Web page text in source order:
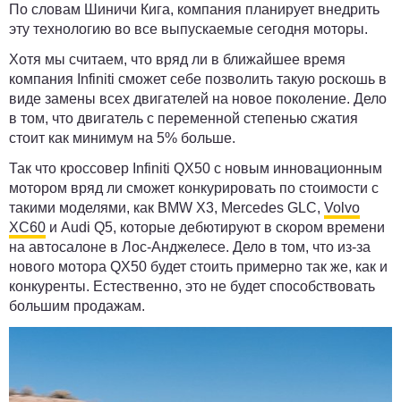
По словам Шиничи Кига, компания планирует внедрить
эту технологию во все выпускаемые сегодня моторы.
Хотя мы считаем, что вряд ли в ближайшее время
компания Infiniti сможет себе позволить такую роскошь в
виде замены всех двигателей на новое поколение. Дело
в том, что двигатель с переменной степенью сжатия
стоит как минимум на 5% больше.
Так что кроссовер Infiniti QX50 с новым инновационным
мотором вряд ли сможет конкурировать по стоимости с
такими моделями, как BMW X3, Mercedes GLC, Volvo
XC60 и Audi Q5, которые дебютируют в скором времени
на автосалоне в Лос-Анджелесе. Дело в том, что из-за
нового мотора QX50 будет стоить примерно так же, как и
конкуренты. Естественно, это не будет способствовать
большим продажам.